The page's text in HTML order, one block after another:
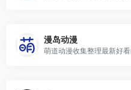
漫岛动漫